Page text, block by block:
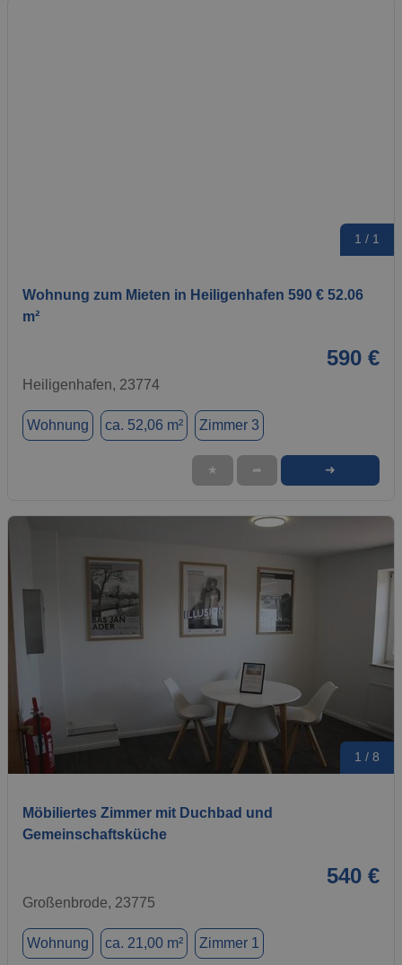
1 / 1
Wohnung zum Mieten in Heiligenhafen 590 € 52.06
m²
590 €
Heiligenhafen, 23774
Wohnung ca. 52,06 m² Zimmer 3
★ ➦ ➜
1 / 8
Möbiliertes Zimmer mit Duchbad und
Gemeinschaftsküche
540 €
Großenbrode, 23775
Wohnung ca. 21,00 m² Zimmer 1